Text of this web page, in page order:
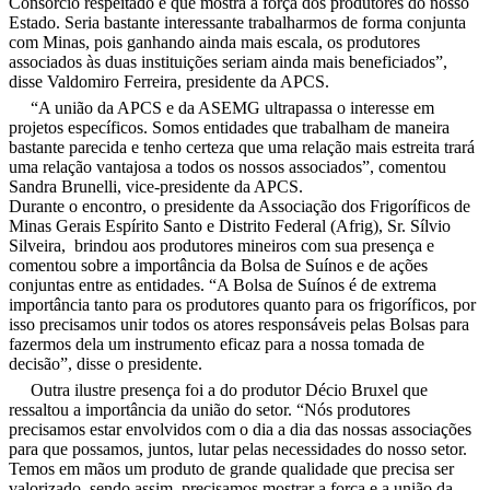
Estado. Seria bastante interessante trabalharmos de forma conjunta
com Minas, pois ganhando ainda mais escala, os produtores
associados às duas instituições seriam ainda mais beneficiados”,
disse Valdomiro Ferreira, presidente da APCS.
“A união da APCS e da ASEMG ultrapassa o interesse em
projetos específicos. Somos entidades que trabalham de maneira
bastante parecida e tenho certeza que uma relação mais estreita trará
uma relação vantajosa a todos os nossos associados”, comentou
Sandra Brunelli, vice-presidente da APCS.
Durante o encontro, o presidente da Associação dos Frigoríficos de
Minas Gerais Espírito Santo e Distrito Federal (Afrig), Sr. Sílvio
Silveira, brindou aos produtores mineiros com sua presença e
comentou sobre a importância da Bolsa de Suínos e de ações
conjuntas entre as entidades. “A Bolsa de Suínos é de extrema
importância tanto para os produtores quanto para os frigoríficos, por
isso precisamos unir todos os atores responsáveis pelas Bolsas para
fazermos dela um instrumento eficaz para a nossa tomada de
decisão”, disse o presidente.
Outra ilustre presença foi a do produtor Décio Bruxel que
ressaltou a importância da união do setor. “Nós produtores
precisamos estar envolvidos com o dia a dia das nossas associações
para que possamos, juntos, lutar pelas necessidades do nosso setor.
Temos em mãos um produto de grande qualidade que precisa ser